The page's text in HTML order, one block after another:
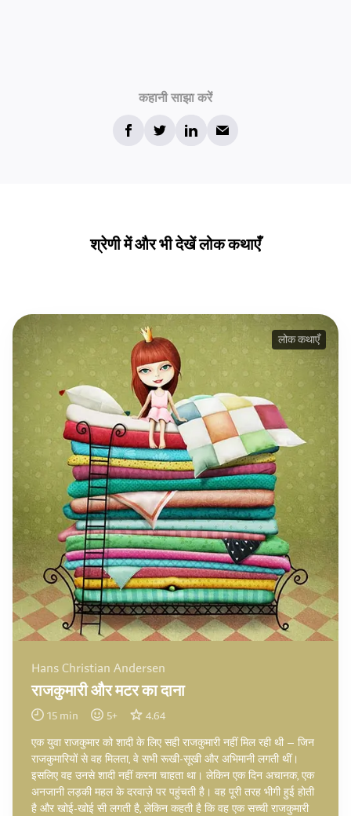
कहानी साझा करें
श्रेणी में और भी देखें लोक कथाएँ
लोक कथाएँ
Hans Christian Andersen
राजकुमारी और मटर का दाना
15 min 5+ 4.64
एक युवा राजकुमार को शादी के लिए सही राजकुमारी नहीं मिल रही थी — जिन
राजकुमारियों से वह मिलता, वे सभी रूखी-सूखी और अभिमानी लगती थीं।
इसलिए वह उनसे शादी नहीं करना चाहता था। लेकिन एक दिन अचानक, एक
अनजानी लड़की महल के दरवाज़े पर पहुंचती है। वह पूरी तरह भीगी हुई होती
है और खोई-खोई सी लगती है, लेकिन कहती है कि वह एक सच्ची राजकुमारी